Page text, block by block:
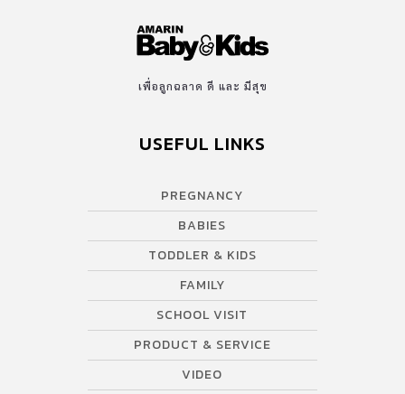
เพื่อลูกฉลาด ดี และ มีสุข
USEFUL LINKS
PREGNANCY
BABIES
TODDLER & KIDS
FAMILY
SCHOOL VISIT
PRODUCT & SERVICE
VIDEO